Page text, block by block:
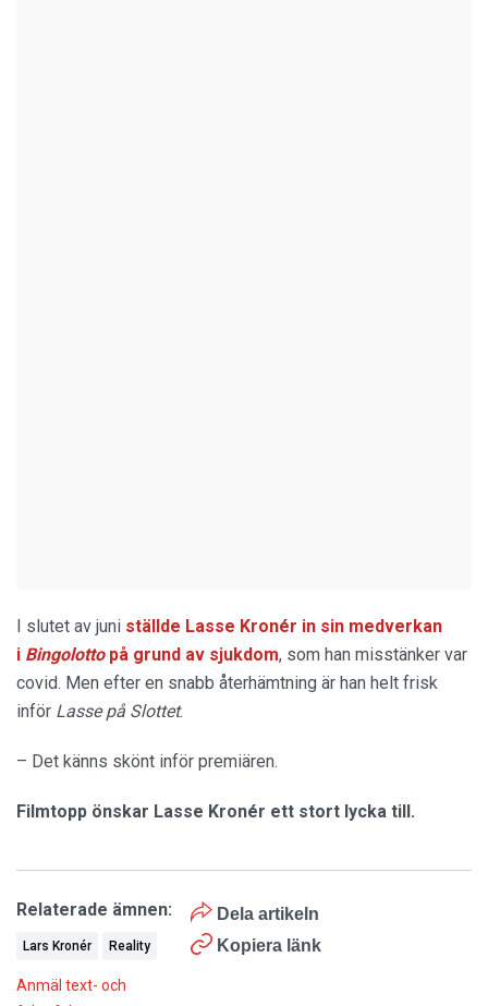
I slutet av juni ställde Lasse Kronér in sin medverkan
i Bingolottopå grund av sjukdom, som han misstänker var
covid. Men efter en snabb återhämtning är han helt frisk
inför Lasse på Slottet.
– Det känns skönt inför premiären.
Filmtopp önskar Lasse Kronér ett stort lycka till.
Dela artikeln
Kopiera länk
Relaterade ämnen:
Lars Kronér Reality
Anmäl text- och